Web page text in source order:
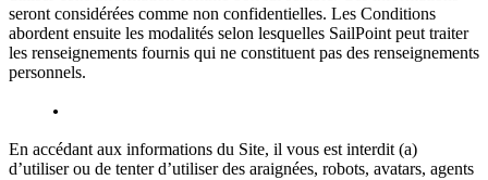
seront considérées comme non confidentielles. Les Conditions
abordent ensuite les modalités selon lesquelles SailPoint peut traiter
les renseignements fournis qui ne constituent pas des renseignements
personnels.
En accédant aux informations du Site, il vous est interdit (a)
d’utiliser ou de tenter d’utiliser des araignées, robots, avatars, agents